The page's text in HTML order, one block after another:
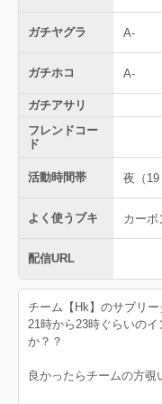
ガチヤグラ A-
ガチホコ A-
ガチアサリ
フレンドコー
ド
活動時間帯 夜（19
よく使うブキ カーボ
配信URL
チーム【Hk】のサブリー
21時から23時ぐらいの
か？？
良かったらチームの方覗